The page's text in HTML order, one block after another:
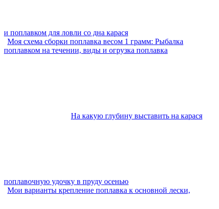
и поплавком для ловли со дна карася
Моя схема сборки поплавка весом 1 грамм: Рыбалка
поплавком на течении, виды и огрузка поплавка
На какую глубину выставить на карася
поплавочную удочку в пруду осенью
Мои варианты крепление поплавка к основной лески,